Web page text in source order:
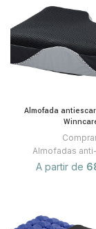
Almofada
Almofadas
A partir de